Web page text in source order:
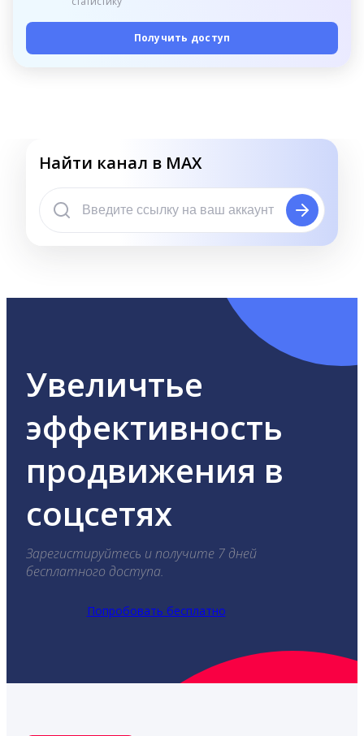
Получить доступ
Найти канал в MAX
Увеличтье
эффективность
продвижения в
соцсетях
Зарегистируйтесь и получите 7 дней
бесплатного доступа.
Попробовать бесплатно